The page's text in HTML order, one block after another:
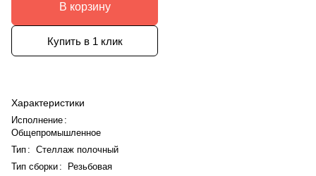
В корзину
Купить в 1 клик
Характеристики
Исполнение :
Общепромышленное
Тип : Стеллаж полочный
Тип сборки:
Резьбовая